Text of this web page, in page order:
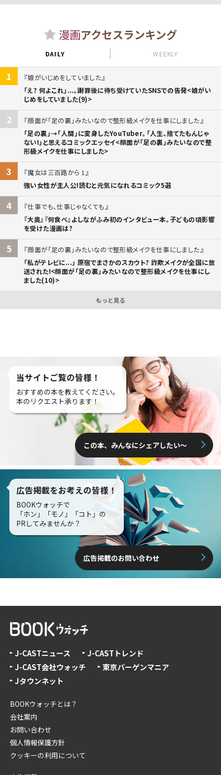
漫画アクセスランキング
DAILY WEEKLY
1
娘がいじめをしていました
「え? 何よこれ」...。謝罪後に待ち受けていたSNSでの告発<娘がい
じめをしていました(9)>
2
顔面が「足の裏」みたいなので整形級メイクを仕事にしました
「足の裏」→「人間」に変身したYouTuber。「人生、捨てたもんじゃ
ない!」と思えるコミックエッセイ<顔面が「足の裏」みたいなので整
形級メイクを仕事にしました>
3
魔女は三百路から 1
強い女性が主人公!読むと元気になれるコミック5選
4
仕事でも、仕事じゃなくても
『大奥』『何食べ』よしながふみ初のインタビュー本。子どもの頃影響
を受けた漫画は?
5
顔面が「足の裏」みたいなので整形級メイクを仕事にしました
「私がテレビに...」 原宿でまさかのスカウト? 詐欺メイクが全国に放
送された!<顔面が「足の裏」みたいなので整形級メイクを仕事にし
ました(10)>
もっと見る
当サイトご覧の皆様！
おすすめの本を教えてください。
本のリクエスト承ります！
この本、みんなにシェアしたい〜
広告掲載をお考えの皆様！
BOOKウォッチで
「ホン」「モノ」「コト」の
PRしてみませんか？
広告掲載のお問い合わせ
J-CASTニュース
J-CASTトレンド
J-CAST会社ウォッチ
東京バーゲンマニア
Jタウンネット
BOOKウォッチとは？
会社案内
お問い合わせ
個人情報保護方針
クッキーの利用について